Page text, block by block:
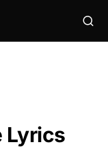
Lyrics